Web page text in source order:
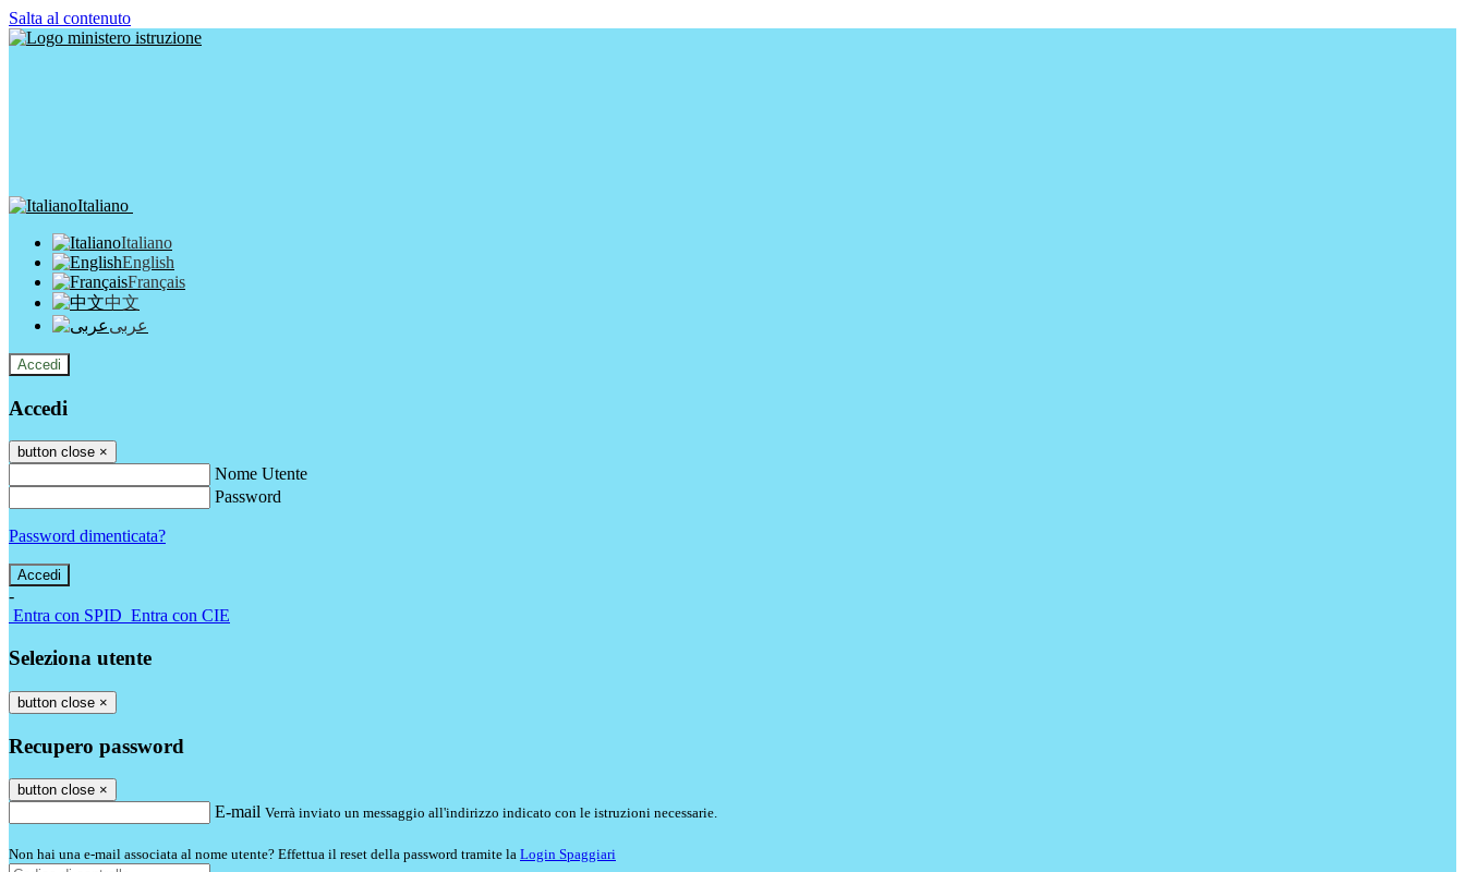
Salta al contenuto
Italiano
Italiano
English
Français
中文
عربى
Accedi
Accedi
button close ×
Nome Utente
Password
Password dimenticata?
-
Entra con SPID Entra con CIE
Seleziona utente
button close ×
Recupero password
button close ×
E-mail Verrà inviato un messaggio all'indirizzo indicato con le istruzioni necessarie.
Non hai una e-mail associata al nome utente? Effettua il reset della password tramite la Login Spaggiari